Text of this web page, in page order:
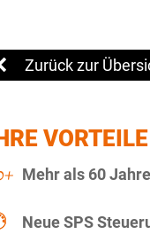
Zurück zur
VORTEILE
Mehr als 60
Neue SPS